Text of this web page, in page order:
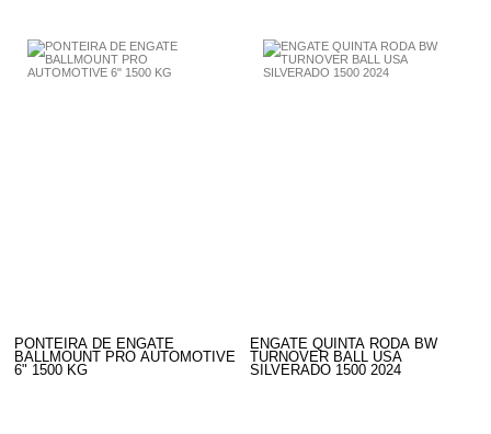
PONTEIRA DE ENGATE
BALLMOUNT PRO AUTOMOTIVE
6" 1500 KG
ENGATE QUINTA RODA BW
TURNOVER BALL USA
SILVERADO 1500 2024